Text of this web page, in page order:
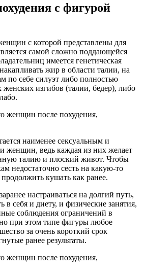
с фигурой
с которой представлены для
самой сложно поддающейся
имеется генетическая
жир в области талии, на
по себе силуэт либо полностью
изгибов (талии, бедер), либо
наименее сексуальным и
женщин, ведь каждая из них желает
талию и плоский живот. Чтобы
недостаточно сесть на какую-то
кушать как ранее.
настраиваться на долгий путь,
в себя и диету, и физические занятия,
соблюдения ограничений в
при этом типе фигуры любое
за очень короткий срок
ранее результаты.